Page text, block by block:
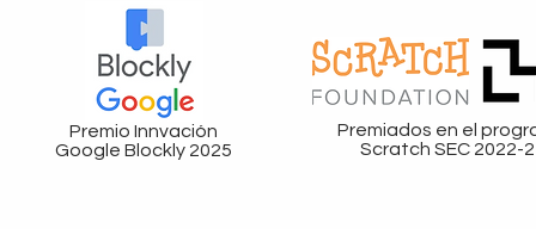
Premio Innvación
Google Blockly 2025
Premiados en el
Scratch SEC 2022-